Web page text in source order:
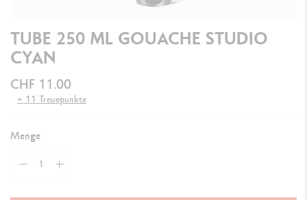
TUBE 250 ML GOUACHE STUDIO
CYAN
CHF 11.00
+ 11 Treuepunkte
Menge